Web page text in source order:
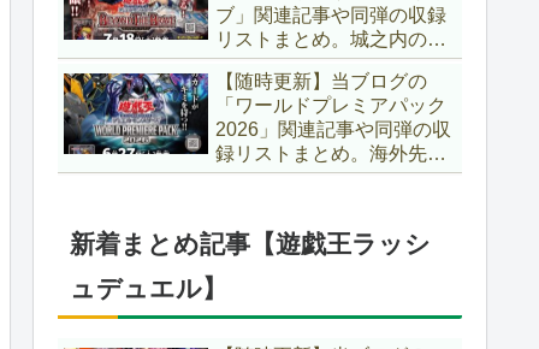
た、「ドミナス」などの豪
華再録にも注目ですね～。
【遊戯王OCG】
ブ」関連記事や同弾の収録
リストまとめ。城之内のカ
ードたちが『時の黒魔術
師』関連となってリメイ
ク！！さらに、「Ｄ－ＨＥ
ＲＯ」の『幽獄の時計塔』
も待望のリメイクです！！
【随時更新】当ブログの
「ワールドプレミアパック
2026」関連記事や同弾の収
録リストまとめ。海外先行
カードが例年より早く来
ージした『リビングデッド
の呼び声』関連に注目が集
新着まとめ記事【遊戯王ラッシ
ュデュエル】